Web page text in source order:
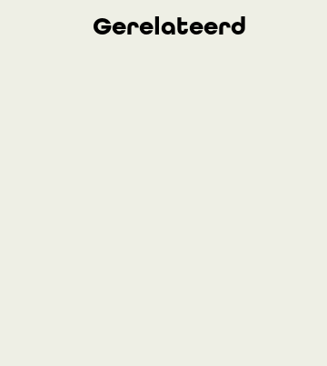
Gerelateerd